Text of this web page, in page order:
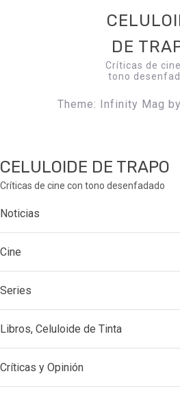
DE
Críticas de
tono
Theme: Infinity Mag by
CELULOIDE DE TRAPO
Críticas de cine con tono desenfadado
Noticias
Cine
Series
Libros, Celuloide de Tinta
Críticas y Opinión